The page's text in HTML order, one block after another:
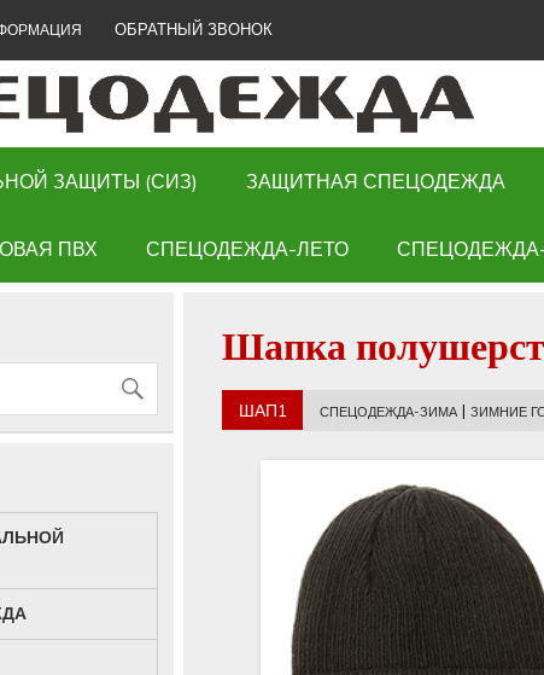
ОБРАТНЫЙ ЗВОНОК
ЗАЩИТЫ (СИЗ) ЗАЩИТНАЯ СПЕЦОДЕЖДА
ПВХ СПЕЦОДЕЖДА-ЛЕТО
Шапка
ШАП1 СПЕЦОДЕЖДА-ЗИМА | ЗИМНИЕ